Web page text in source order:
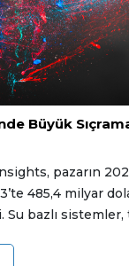
Büyük
pazarın
485,4 milyar
bazlı sistemler,